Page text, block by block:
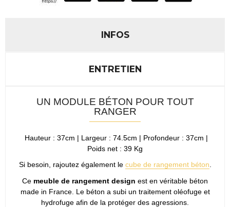
INFOS
ENTRETIEN
UN MODULE BÉTON POUR TOUT
RANGER
Hauteur : 37cm | Largeur : 74.5cm | Profondeur : 37cm |
Poids net : 39 Kg
Si besoin, rajoutez également le cube de rangement béton
Ce meuble de rangement design est en véritable béton
made in France. Le béton a subi un traitement oléofuge et
hydrofuge afin de la protéger des agressions.